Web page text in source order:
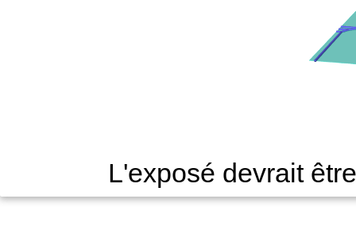
L'exposé devrait